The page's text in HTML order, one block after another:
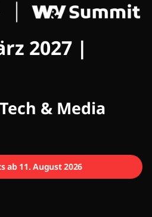
2027 |
& Media
ab 11. August 2026